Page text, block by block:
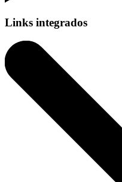
Links integrados